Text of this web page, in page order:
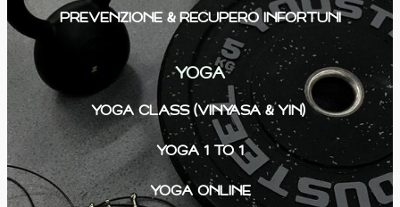
YOGA
YOGA CLASS (Vinyasa & Yin)
YOGA 1 TO 1
YOGA ONLINE
PREVENZIONE & RECUPERO INFORTUNI